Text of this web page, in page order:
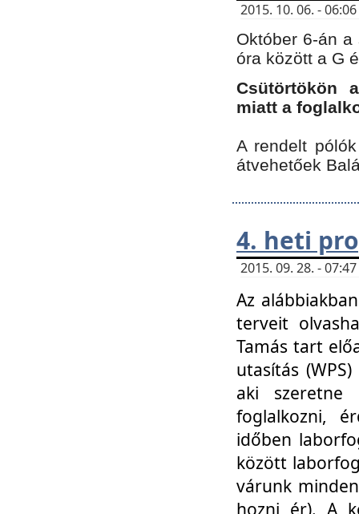
2015. 10. 06. -
Október 6-án
óra között a G
Csütörtökön
miatt a
A rendelt
átvehetőek
4. heti
2015. 09. 28. -
Az
terveit
Tamás tart
utasítás
aki szeretne
foglalkozni,
időben
között
várunk
hozni ér). A